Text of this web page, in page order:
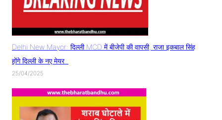
Delhi New Mayor: दिल्ली MCD में बीजेपी की वापसी, राजा इकबाल सिंह
होंगे दिल्ली के नए मेयर..
25/04/2025